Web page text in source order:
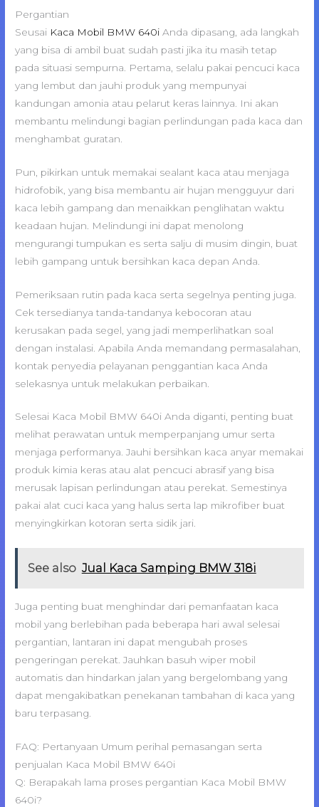
Pergantian
Seusai Kaca Mobil BMW 640i Anda dipasang, ada langkah
yang bisa di ambil buat sudah pasti jika itu masih tetap
pada situasi sempurna. Pertama, selalu pakai pencuci kaca
yang lembut dan jauhi produk yang mempunyai
kandungan amonia atau pelarut keras lainnya. Ini akan
membantu melindungi bagian perlindungan pada kaca dan
menghambat guratan.
Pun, pikirkan untuk memakai sealant kaca atau menjaga
hidrofobik, yang bisa membantu air hujan mengguyur dari
kaca lebih gampang dan menaikkan penglihatan waktu
keadaan hujan. Melindungi ini dapat menolong
mengurangi tumpukan es serta salju di musim dingin, buat
lebih gampang untuk bersihkan kaca depan Anda.
Pemeriksaan rutin pada kaca serta segelnya penting juga.
Cek tersedianya tanda-tandanya kebocoran atau
kerusakan pada segel, yang jadi memperlihatkan soal
dengan instalasi. Apabila Anda memandang permasalahan,
kontak penyedia pelayanan penggantian kaca Anda
selekasnya untuk melakukan perbaikan.
Selesai Kaca Mobil BMW 640i Anda diganti, penting buat
melihat perawatan untuk memperpanjang umur serta
menjaga performanya. Jauhi bersihkan kaca anyar memakai
produk kimia keras atau alat pencuci abrasif yang bisa
merusak lapisan perlindungan atau perekat. Semestinya
pakai alat cuci kaca yang halus serta lap mikrofiber buat
menyingkirkan kotoran serta sidik jari.
See also Jual Kaca Samping BMW 318i
Juga penting buat menghindar dari pemanfaatan kaca
mobil yang berlebihan pada beberapa hari awal selesai
pergantian, lantaran ini dapat mengubah proses
pengeringan perekat. Jauhkan basuh wiper mobil
automatis dan hindarkan jalan yang bergelombang yang
dapat mengakibatkan penekanan tambahan di kaca yang
baru terpasang.
FAQ: Pertanyaan Umum perihal pemasangan serta
penjualan Kaca Mobil BMW 640i
Q: Berapakah lama proses pergantian Kaca Mobil BMW
640i?